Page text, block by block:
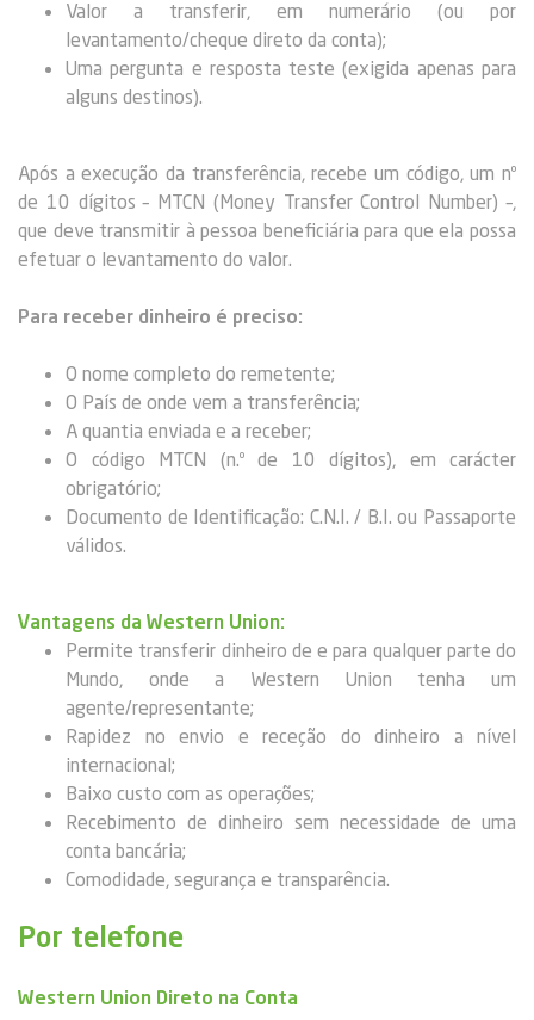
Valor a transferir, em numerário (ou por
levantamento/cheque direto da conta);
Uma pergunta e resposta teste (exigida apenas para
alguns destinos).
Após a execução da transferência, recebe um código, um nº
de 10 dígitos – MTCN (Money Transfer Control Number) –,
que deve transmitir à pessoa beneficiária para que ela possa
efetuar o levantamento do valor.
Para receber dinheiro é preciso:
O nome completo do remetente;
O País de onde vem a transferência;
A quantia enviada e a receber;
O código MTCN (n.º de 10 dígitos), em carácter
obrigatório;
Documento de Identificação: C.N.I. / B.I. ou Passaporte
válidos.
Vantagens da Western Union:
Permite transferir dinheiro de e para qualquer parte do
Mundo, onde a Western Union tenha um
agente/representante;
Rapidez no envio e receção do dinheiro a nível
internacional;
Baixo custo com as operações;
Recebimento de dinheiro sem necessidade de uma
conta bancária;
Comodidade, segurança e transparência.
Por telefone
Western Union Direto na Conta